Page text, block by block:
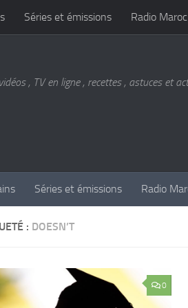
Séries et émissions Radio Maroc
, TV en ligne , recettes , astuces et
Séries et émissions Radio
: DOESN’T
0